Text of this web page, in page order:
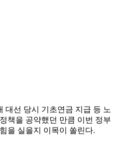
대선 당시 기초연금 지급 등 노
책을 공약했던 만큼 이번 정부
을 실을지 이목이 쏠린다.